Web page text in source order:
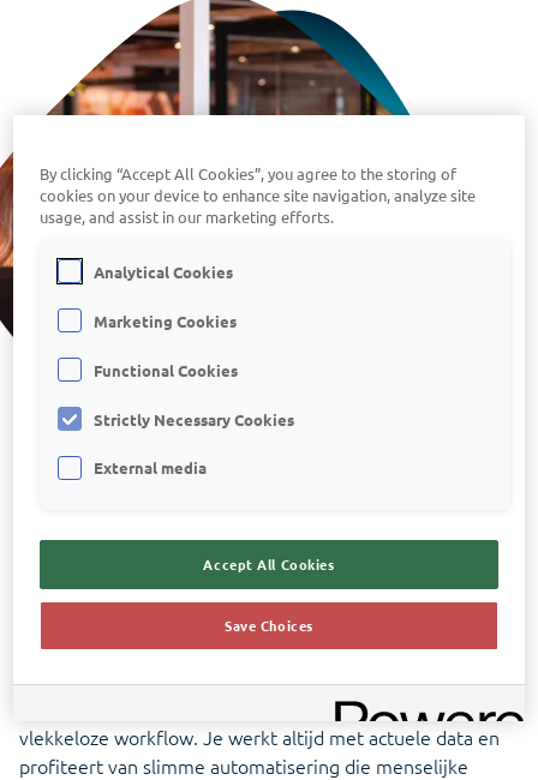
Zie in één oogopslag welk tarief voor jouw kantoor
van toepassing is
Infine
On-premise software voor samenstellen van
nieuwe standaardin
accountancysoftware
Bij Visionplanner staat jouw efficiëntie centraal. Of je nu
jaarrekeningen samenstelt of complexe controles
uitvoert; onze cloud-oplossingen zorgen voor een
vlekkeloze workflow. Je werkt altijd met actuele data en
profiteert van slimme automatisering die menselijke
By clicking “Accept All Cookies”, you agree to the storing of
cookies on your device to enhance site navigation, analyze site
usage, and assist in our marketing efforts.
Analytical Cookies
Marketing Cookies
Functional Cookies
Strictly Necessary Cookies
External media
Accept All Cookies
Save Choices